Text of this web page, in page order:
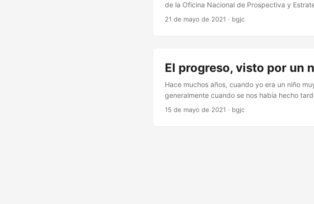
de la Oficina Nacional de Prospectiva y
otro, haciendo limpieza de libros que ya
21 de mayo de 2021 · bgjc
El progreso, visto por un
Hace muchos años, cuando yo era un niño
generalmente cuando se nos había hecho
de peaje, el tramo Gallur-Zaragoza. Para
15 de mayo de 2021 · bgjc